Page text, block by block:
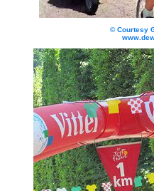
© Courtesy